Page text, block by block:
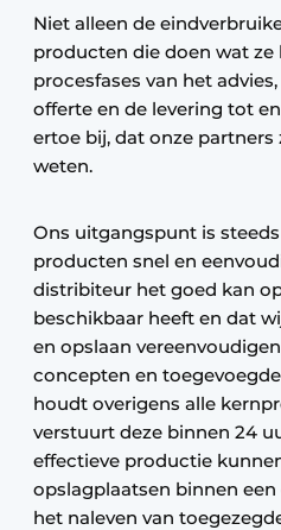
Niet alleen de
producten die doen wat ze
procesfases van het
offerte en de levering tot
ertoe bij, dat onze
weten.
Ons uitgangspunt is
producten snel en
distribiteur het goed kan
beschikbaar heeft en dat
en opslaan
concepten en
houdt overigens alle
verstuurt deze binnen 24
effectieve productie
opslagplaatsen binnen
het naleven van